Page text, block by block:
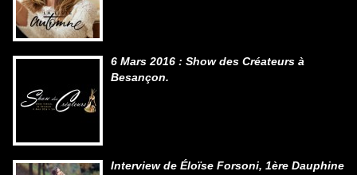
6 Mars 2016 : Show des Créateurs à
Besançon.
Interview de Éloïse Forsoni, 1ère Dauphine